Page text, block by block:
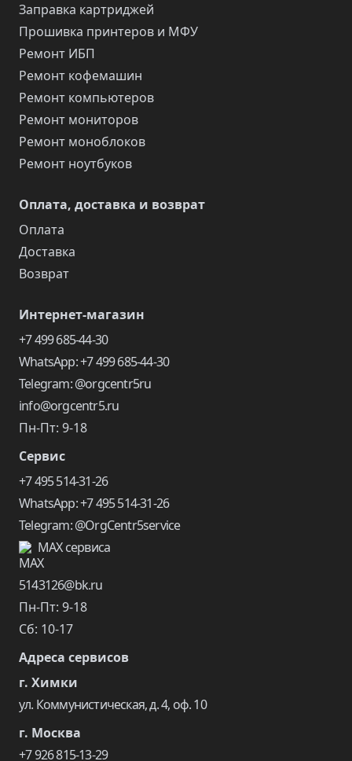
Заправка картриджей
Прошивка принтеров и МФУ
Ремонт ИБП
Ремонт кофемашин
Ремонт компьютеров
Ремонт мониторов
Ремонт моноблоков
Ремонт ноутбуков
Оплата, доставка и возврат
Оплата
Доставка
Возврат
Интернет-магазин
+7 499 685-44-30
WhatsApp: +7 499 685-44-30
Telegram: @orgcentr5ru
info@orgcentr5.ru
Пн-Пт: 9-18
Сервис
+7 495 514-31-26
WhatsApp: +7 495 514-31-26
Telegram: @OrgCentr5service
MAX сервиса
5143126@bk.ru
Пн-Пт: 9-18
Сб: 10-17
Адреса сервисов
г. Химки
ул. Коммунистическая, д. 4, оф. 10
г. Москва
+7 926 815-13-29